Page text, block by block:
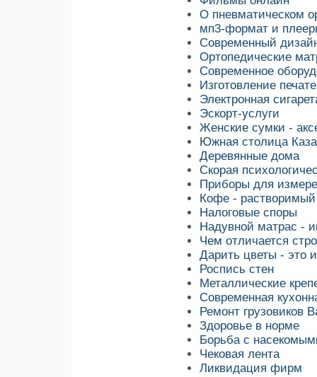
О пневматическом
мп3-формат и
Современный
Ортопедические
Современное
Изготовление
Электронная
Эскорт-услуги
Женские сумки -
Южная столица
Деревянные дома
Скорая
Приборы для
Кофе -
Налоговые споры
Надувной матрас -
Чем отличается
Дарить цветы - это
Роспись стен
Металлические
Современная
Ремонт грузовиков
Здоровье в норме
Борьба с
Чековая лента
Ликвидация фирм